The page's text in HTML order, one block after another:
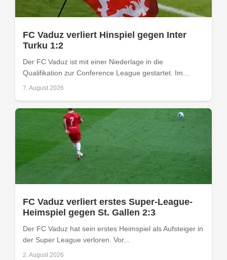
FC Vaduz verliert Hinspiel gegen Inter
Turku 1:2
Der FC Vaduz ist mit einer Niederlage in die
Qualifikation zur Conference League gestartet. Im...
7. August 2026
FC Vaduz verliert erstes Super-League-
Heimspiel gegen St. Gallen 2:3
Der FC Vaduz hat sein erstes Heimspiel als Aufsteiger in
der Super League verloren. Vor...
2. August 2026